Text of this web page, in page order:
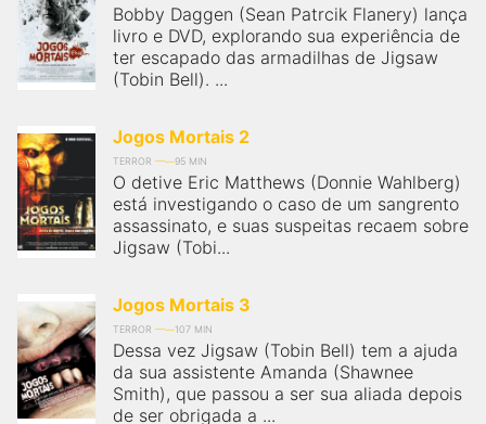
Bobby Daggen (Sean Patrcik Flanery) lança
livro e DVD, explorando sua experiência de
ter escapado das armadilhas de Jigsaw
(Tobin Bell). ...
Jogos Mortais 2
TERROR 95 MIN
O detive Eric Matthews (Donnie Wahlberg)
está investigando o caso de um sangrento
assassinato, e suas suspeitas recaem sobre
Jigsaw (Tobi...
Jogos Mortais 3
TERROR 107 MIN
Dessa vez Jigsaw (Tobin Bell) tem a ajuda
da sua assistente Amanda (Shawnee
Smith), que passou a ser sua aliada depois
de ser obrigada a ...